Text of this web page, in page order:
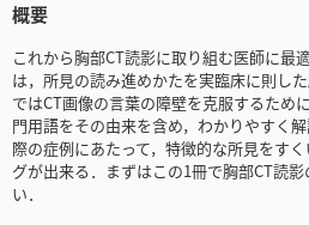
概要
これから胸部CT読影に取り組む医師に最
は，所見の読み進めかたを実臨床に則し
ではCT画像の言葉の障壁を克服するため
門用語をその由来を含め，わかりやすく
際の症例にあたって，特徴的な所見をす
グが出来る．まずはこの1冊で胸部CT読
い．